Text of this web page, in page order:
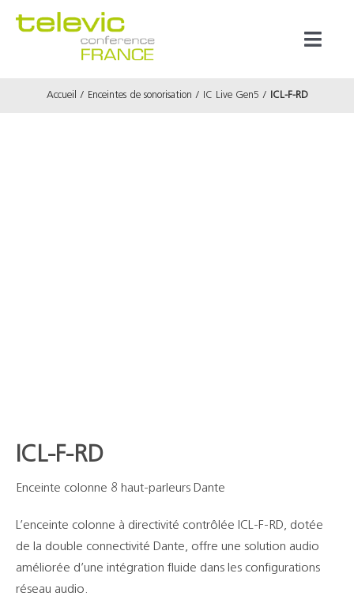
Produits
Accueil Enceintes de sonorisation IC Live Gen5 ICL-F-RD
ICL-F-RD
Enceinte colonne 8 haut-parleurs Dante
L’enceinte colonne à directivité contrôlée ICL-F-RD, dotée
de la double connectivité Dante, offre une solution audio
améliorée d’une intégration fluide dans les configurations
réseau audio.